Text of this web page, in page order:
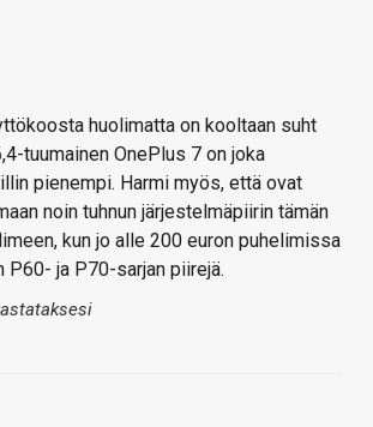
huolimatta on kooltaan suht
tuumainen OnePlus 7 on joka
pienempi. Harmi myös, että ovat
noin tuhnun järjestelmäpiirin tämän
kun jo alle 200 euron puhelimissa
P60- ja P70-sarjan piirejä.